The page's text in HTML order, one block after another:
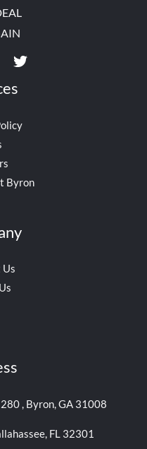
Byron
, Byron, GA 31008
FL 32301